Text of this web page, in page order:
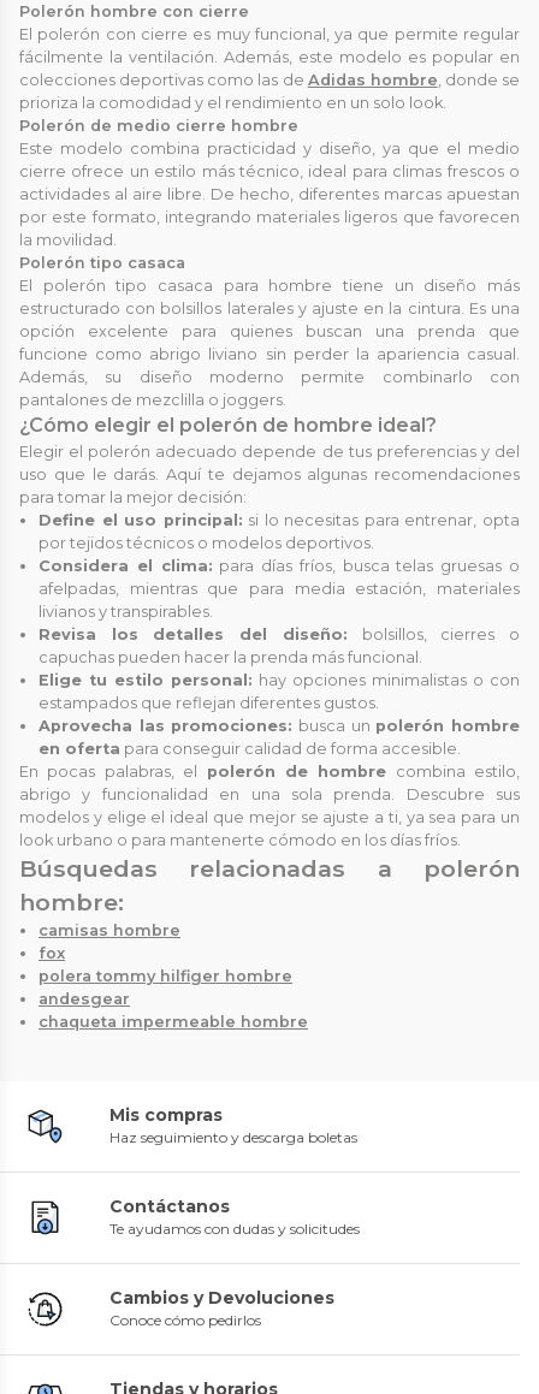
Polerón hombre con cierre
El polerón con cierre es muy funcional, ya que permite regular
fácilmente la ventilación. Además, este modelo es popular en
colecciones deportivas como las de Adidas hombre , donde se
prioriza la comodidad y el rendimiento en un solo look.
Polerón de medio cierre hombre
Este modelo combina practicidad y diseño, ya que el medio
cierre ofrece un estilo más técnico, ideal para climas frescos o
actividades al aire libre. De hecho, diferentes marcas apuestan
por este formato, integrando materiales ligeros que favorecen
la movilidad.
Polerón tipo casaca
El polerón tipo casaca para hombre tiene un diseño más
estructurado con bolsillos laterales y ajuste en la cintura. Es una
opción excelente para quienes buscan una prenda que
funcione como abrigo liviano sin perder la apariencia casual.
Además, su diseño moderno permite combinarlo con
pantalones de mezclilla o joggers.
¿Cómo elegir el polerón de hombre ideal?
Elegir el polerón adecuado depende de tus preferencias y del
uso que le darás. Aquí te dejamos algunas recomendaciones
para tomar la mejor decisión:
Define el uso principal: si lo necesitas para entrenar, opta
por tejidos técnicos o modelos deportivos.
Considera el clima: para días fríos, busca telas gruesas o
afelpadas, mientras que para media estación, materiales
livianos y transpirables.
Revisa los detalles del diseño: bolsillos, cierres o
capuchas pueden hacer la prenda más funcional.
Elige tu estilo personal: hay opciones minimalistas o con
estampados que reflejan diferentes gustos.
Aprovecha las promociones: busca un polerón hombre
en oferta para conseguir calidad de forma accesible.
En pocas palabras, el polerón de hombre combina estilo,
abrigo y funcionalidad en una sola prenda. Descubre sus
modelos y elige el ideal que mejor se ajuste a ti, ya sea para un
look urbano o para mantenerte cómodo en los días fríos.
Búsquedas relacionadas a polerón
hombre:
camisas hombre
fox
polera tommy hilfiger hombre
andesgear
chaqueta impermeable hombre
Mis compras
Haz seguimiento y descarga boletas
Contáctanos
Te ayudamos con dudas y solicitudes
Cambios y Devoluciones
Conoce cómo pedirlos
Tiendas y horarios